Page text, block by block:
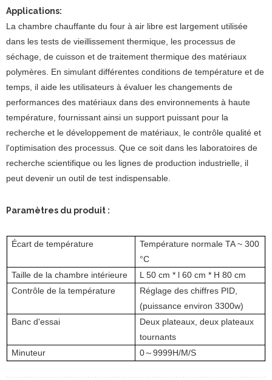
Applications:
La chambre chauffante du four à air libre est largement utilisée
dans les tests de vieillissement thermique, les processus de
séchage, de cuisson et de traitement thermique des matériaux
polymères. En simulant différentes conditions de température et de
temps, il aide les utilisateurs à évaluer les changements de
performances des matériaux dans des environnements à haute
température, fournissant ainsi un support puissant pour la
recherche et le développement de matériaux, le contrôle qualité et
l'optimisation des processus. Que ce soit dans les laboratoires de
recherche scientifique ou les lignes de production industrielle, il
peut devenir un outil de test indispensable.
Paramètres du produit :
Écart de température
Température normale TA ~ 300
°C
Taille de la chambre intérieure
L 50 cm * l 60 cm * H 80 cm
Contrôle de la température
Réglage des chiffres PID,
(puissance environ 3300w)
Banc d'essai
Deux plateaux, deux plateaux
tournants
Minuteur
0 ～9999H/M/S